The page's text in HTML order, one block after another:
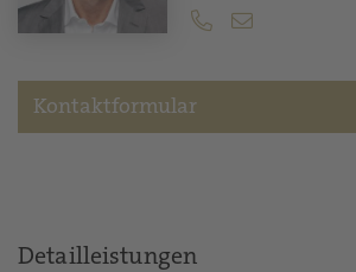
Kontaktformular
Detailleistungen